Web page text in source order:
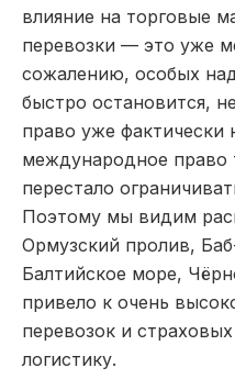
влияние на торговые
перевозки — это уже
сожалению, особых
быстро остановится,
право уже фактически
международное право
перестало
Поэтому мы видим
Ормузский пролив,
Балтийское море,
привело к очень
перевозок и
логистику.